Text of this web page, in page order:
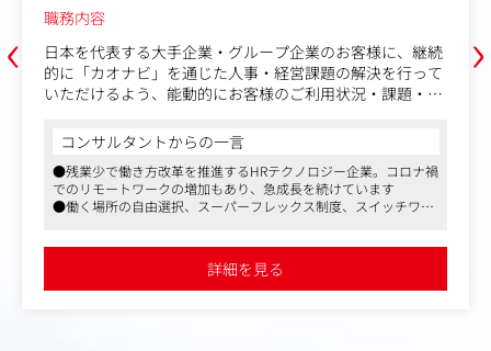
‹
職務内容
日本を代表する大手企業・グループ企業のお客様に、継続
的に「カオナビ」を通じた人事・経営課題の解決を行って
いただけるよう、能動的にお客様のご利用状況・課題・実
【具体的には】
・「カオナビ」導入プロジェクトの推進
・人事・経営課題の解決に向けたカオナビ活用提案
・アップセル機会の創出
・開発やマーケティング部門へのフィードバック
コンサルタントからの一言
●残業少で働き方改革を推進するHRテクノロジー企業。コロナ禍
でのリモートワークの増加もあり、急成長を続けています
●働く場所の自由選択、スーパーフレックス制度、スイッチワー
●会社全体としては、中途入社社員で構成されており、一人ひと
りが実力をもって、自分の仕事を推進できるメンバーが揃ってい
ます。営業部門は、20～30代が中心でコミュニケーションが多
詳細を見る
›